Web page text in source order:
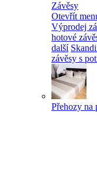
Závěsy
Otevřít
Výprodej
hotové
další
závěsy s
Přehozy na